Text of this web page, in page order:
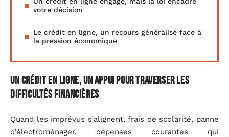
votre décision
Le crédit en ligne, un recours généralisé face à
la pression économique
Un crédit en ligne, un appui pour traverser les
difficultés financières
Quand les imprévus s’alignent, frais de scolarité, panne
d’électroménager, dépenses courantes qui